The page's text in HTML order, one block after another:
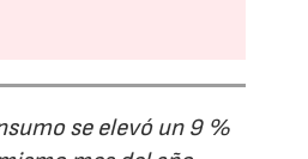
se elevó un 9 %